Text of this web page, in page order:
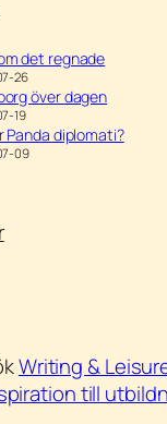
det regnade
26
över dagen
19
Panda diplomati?
09
Writing &
till